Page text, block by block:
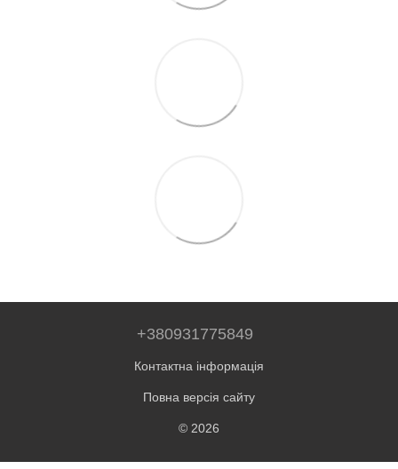
+380931775849
Контактна інформація
Повна версія сайту
© 2026